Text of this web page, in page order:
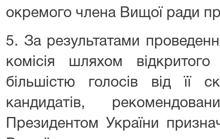
окремого члена Вищої ради
5. За результатами
комісія шляхом
більшістю голосів від її
кандидатів,
Президентом України